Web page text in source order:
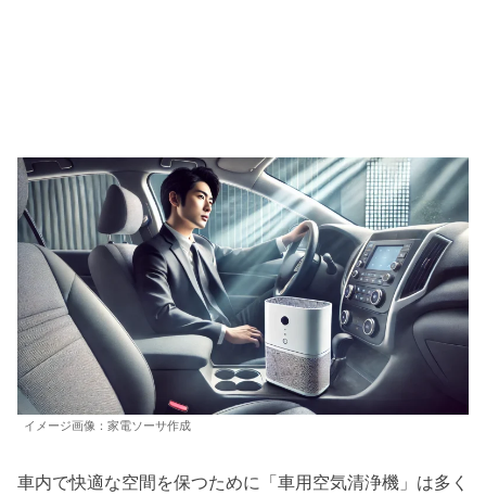
イメージ画像：家電ソーサ作成
車内で快適な空間を保つために「車用空気清浄機」は多く